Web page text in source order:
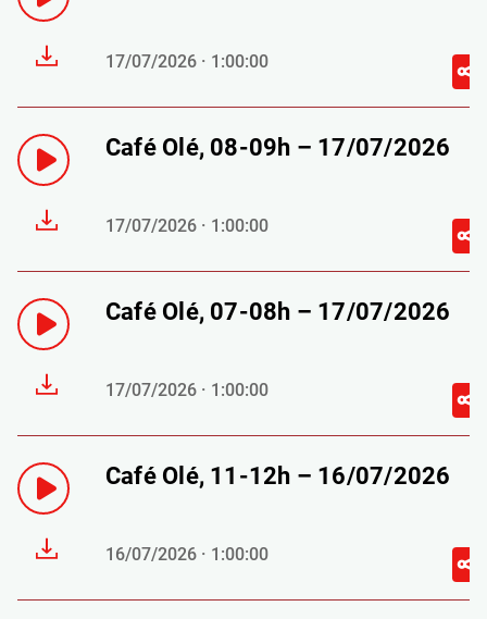
17/07/2026 · 1:00:00
Café Olé, 08-09h – 17/07/2026
17/07/2026 · 1:00:00
Café Olé, 07-08h – 17/07/2026
17/07/2026 · 1:00:00
Café Olé, 11-12h – 16/07/2026
16/07/2026 · 1:00:00